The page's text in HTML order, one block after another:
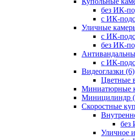
без ИК-
с ИК-
Уличные
с ИК-
без ИК-
с ИК-
Видеоглазки (6)
Цветные
Миниатюрные
Миницилиндр
Скоростные
без
Уличное